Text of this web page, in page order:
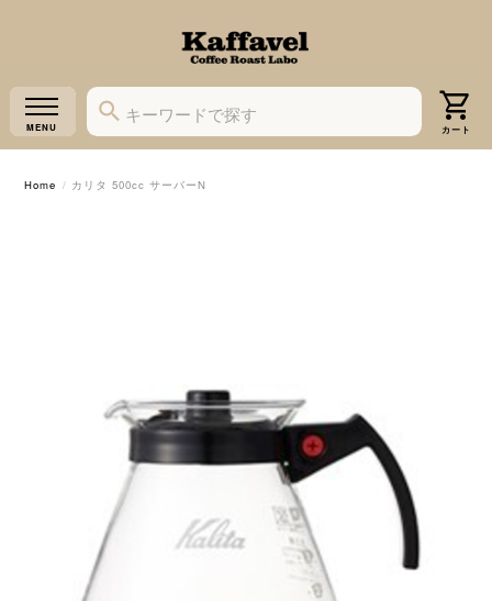
Home カリタ 500cc サーバーN